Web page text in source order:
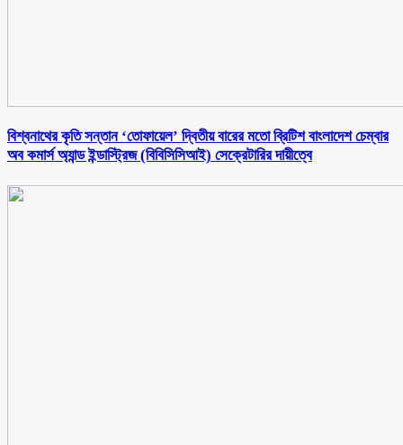
বিশ্বনাথের কৃতি সন্তান ‘তোফায়েল’ দ্বিতীয় বারের মতো ব্রিটিশ বাংলাদেশ চেম্বার
অব কমার্স অ্যান্ড ইন্ডাস্ট্রিজ (বিবিসিসিআই) সেক্রেটারির দায়ীত্বে